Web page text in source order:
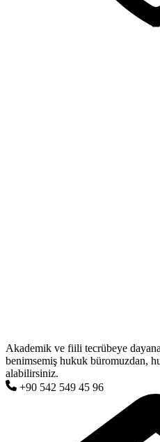
Akademik ve fiili tecrübeye
benimsemiş hukuk büromuzdan,
alabilirsiniz.
+90 542 549 45 96